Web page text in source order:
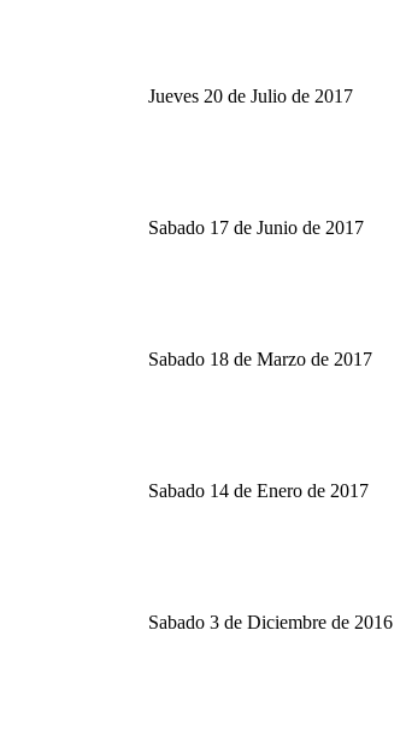
Jueves 20 de Julio de 2017
Sabado 17 de Junio de 2017
Sabado 18 de Marzo de 2017
Sabado 14 de Enero de 2017
Sabado 3 de Diciembre de 2016